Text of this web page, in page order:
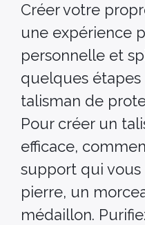
Créer votre
une expérience
personnelle et
quelques
talisman de
Pour créer un
efficace,
support qui
pierre, un
médaillon.